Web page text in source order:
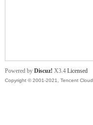
Powered by Discuz! X3.4 Licensed
Copyright © 2001-2021, Tencent Cloud.